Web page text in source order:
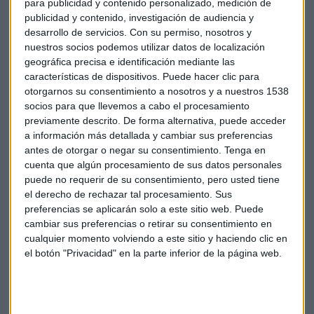
para publicidad y contenido personalizado, medición de
publicidad y contenido, investigación de audiencia y
desarrollo de servicios. Con su permiso, nosotros y
nuestros socios podemos utilizar datos de localización
geográfica precisa e identificación mediante las
características de dispositivos. Puede hacer clic para
otorgarnos su consentimiento a nosotros y a nuestros 1538
socios para que llevemos a cabo el procesamiento
previamente descrito. De forma alternativa, puede acceder
a información más detallada y cambiar sus preferencias
antes de otorgar o negar su consentimiento. Tenga en
cuenta que algún procesamiento de sus datos personales
puede no requerir de su consentimiento, pero usted tiene
el derecho de rechazar tal procesamiento. Sus
preferencias se aplicarán solo a este sitio web. Puede
cambiar sus preferencias o retirar su consentimiento en
cualquier momento volviendo a este sitio y haciendo clic en
el botón "Privacidad" en la parte inferior de la página web.
los duros controles en el uso de internet en el último año,
según The Wall Street Journal. El endurecimiento de la
censura y el bloqueo de páginas web han sido motivo de
preocupación entre las empresas internacionales puesto
que puede ahogar el crecimiento empresarial.
A pesar de estas prohibiciones, muchos medios de
comunicación gubernamentales como la televisión pública
CCTV o el People Daily, el periódico oficial del Partido
Comunista Chino, cuentan con sus propias cuentas de
Twitter, conscientes, sin duda, de la repercusión que tienen
las redes sociales a escala global.
Twitter Empresas